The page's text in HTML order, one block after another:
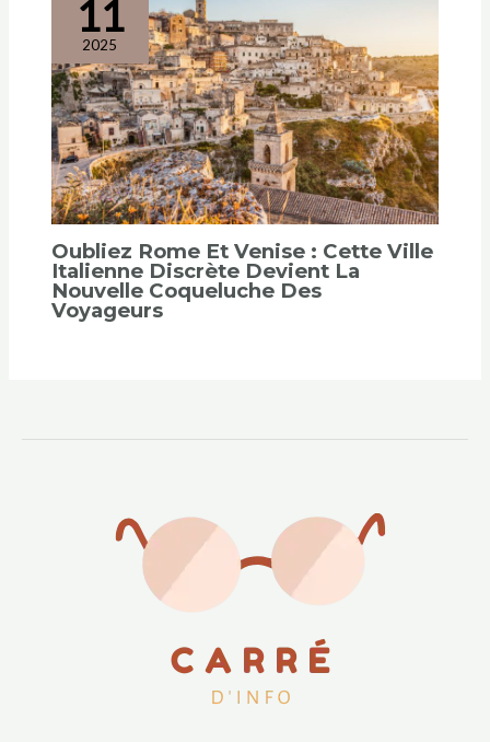
Oubliez Rome Et Venise : Cette Ville
Italienne Discrète Devient La
Voyageurs
MAGAZINE